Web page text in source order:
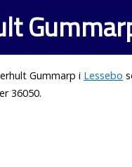
Gummarp i Lessebo
36050.